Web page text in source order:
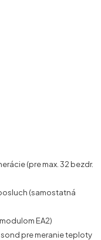
(pre max. 32 bezdr.
(samostatná
EA2)
pre meranie teploty